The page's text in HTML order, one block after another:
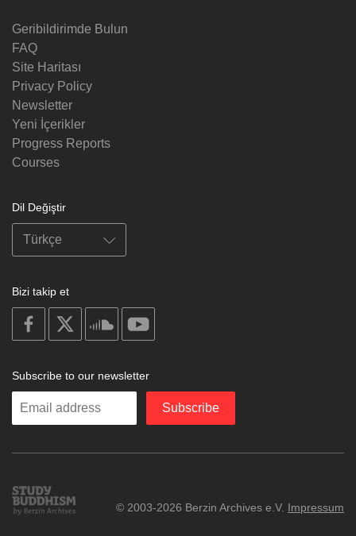
Geribildirimde Bulun
FAQ
Site Haritası
Privacy Policy
Newsletter
Yeni İçerikler
Progress Reports
Courses
Dil Değiştir
Bizi takip et
on
facebook
soundcloud
Subscribe to our newsletter
Enter
Subscribe
Study
Buddhism
© 2003-2026 Berzin Archives e.V. Impressum